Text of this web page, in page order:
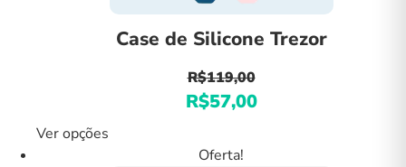
Case de Silicone Trezor
R$119,00
O
original
R$57,00O
Ver opções
Oferta!